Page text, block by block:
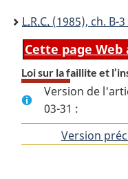
L.R.C. (1985), ch. B-
Cette page
Loi sur la faillite et
Version de
03-31 :
Version